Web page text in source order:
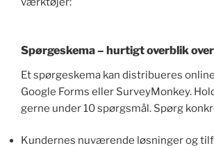
Spørgeskema – hurtigt overblik
Et spørgeskema kan distribueres
Google Forms eller SurveyMonkey.
gerne under 10 spørgsmål. Spørg
Kundernes nuværende løsninger og